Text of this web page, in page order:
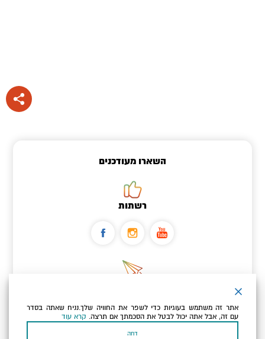
השארו מעודכנים
רשתות
כתובת הדוא"ל שלך
אתר זה משתמש בעוגיות כדי לשפר את החוויה שלך.נניח שאתה בסדר
עם זה, אבל אתה יכול לבטל את הסכמתך אם תרצה. קרא עוד
דחה